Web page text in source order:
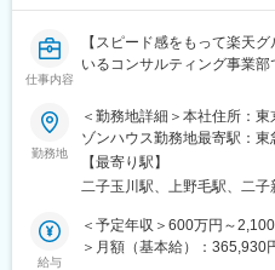
仕事内容
【スピード感をもって楽天
いるコンサルティング事業
当社では、楽天グループの
策定からオペレーション実
います。
今回、コンサルティング事業
戦略の策定、オペレーショ
ンサルティング領域で活躍
勤務地
＜勤務地詳細＞本社住所：
ゾンハウス勤務地最寄駅：
受動喫煙対策：屋内全面禁
（リモートワーク含む）
【最寄り駅】
二子玉川駅、上野毛駅、二子
給与
＜予定年収＞600万円～
＞月額（基本給）：